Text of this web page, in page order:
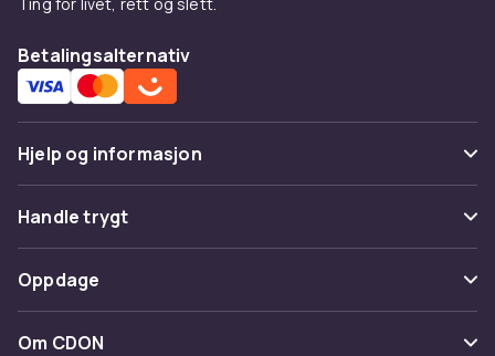
Betalingsalternativ
Hjelp og informasjon
Vanlige spørsmål
Spor pakke
Angre & returner her
Kontakt oss
Handle trygt
Betaling
Levering
Oppdage
Kategorier
Om CDON